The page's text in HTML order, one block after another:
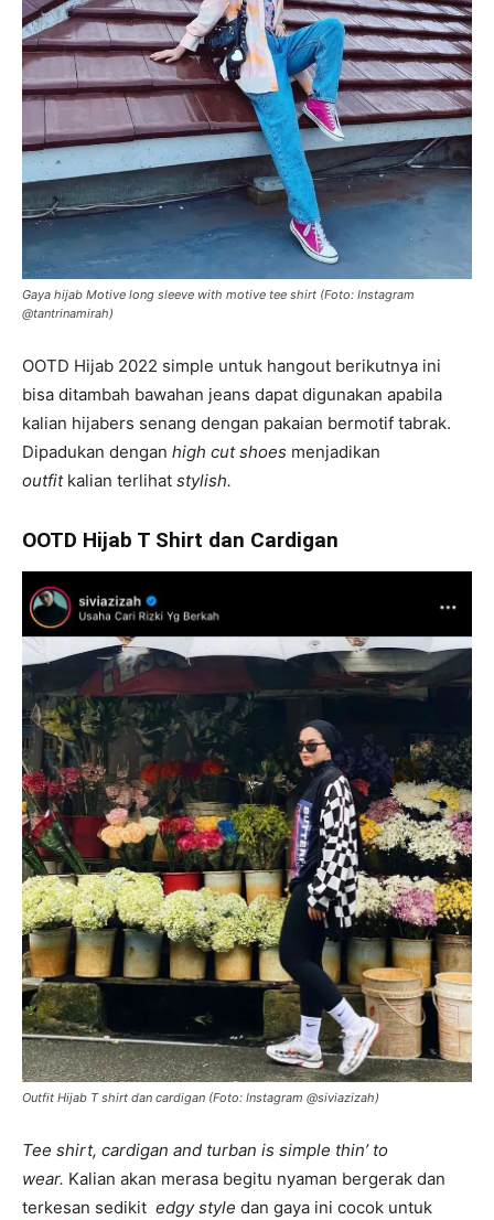
Gaya hijab Motive long sleeve with motive tee shirt (Foto: Instagram
@tantrinamirah)
OOTD Hijab 2022 simple untuk hangout berikutnya ini
bisa ditambah bawahan jeans dapat digunakan apabila
kalian hijabers senang dengan pakaian bermotif tabrak.
Dipadukan dengan high cut shoes menjadikan
outfit kalian terlihat stylish.
OOTD Hijab T Shirt dan Cardigan
Outfit Hijab T shirt dan cardigan (Foto: Instagram @siviazizah)
Tee shirt, cardigan and turban is simple thin’ to
wear. Kalian akan merasa begitu nyaman bergerak dan
terkesan sedikit edgy style dan gaya ini cocok untuk